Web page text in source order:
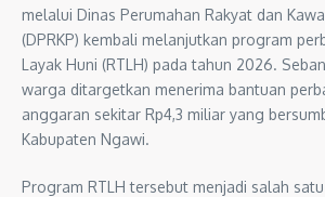
melalui Dinas Perumahan Rakyat dan
(DPRKP) kembali melanjutkan program
Layak Huni (RTLH) pada tahun 2026.
warga ditargetkan menerima bantuan
anggaran sekitar Rp4,3 miliar yang
Kabupaten Ngawi.
Program RTLH tersebut menjadi salah